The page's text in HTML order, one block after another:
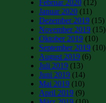
Februar 2020 (12)
Januar 2020 (11)
Dezember 2019 (15)
November 2019 (15)
Oktober 2019 (10)
September 2019 (10)
August 2019 (6)
Juli 2019 (13)
Juni 2019 (14)
Mai 2019 (10)
April 2019 (9)